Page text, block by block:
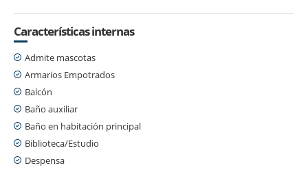
Características internas
Admite mascotas
Armarios Empotrados
Balcón
Baño auxiliar
Baño en habitación principal
Biblioteca/Estudio
Despensa